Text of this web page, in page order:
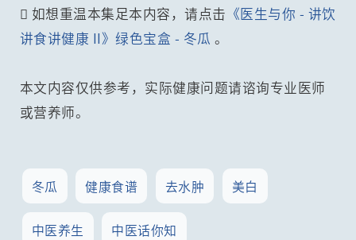
 如想重温本集足本内容，请点击 《医生与你 - 讲饮
讲食讲健康 II》绿色宝盒 - 冬瓜 。
本文内容仅供参考，实际健康问题请谘询专业医师
或营养师。
冬瓜 健康食谱 去水肿 美白
中医养生 中医话你知